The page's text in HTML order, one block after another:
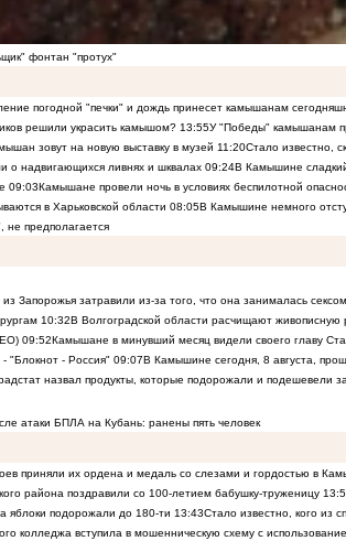
фонтан "протух"
погодной "печки" и дождь принесет камышанам
решили украсить камышом? 13:55У "Победы" камышанам
зовут на новую выставку в музей 11:20Стало известно,
о надвигающихся ливнях и шквалах 09:24В Камышине
09:03Камышане провели ночь в условиях беспилотной
в Харьковской области 08:05В Камышине немного
предполагается
Запорожья затравили из-за того, что она занималась
10:32В Волгоградской области расчищают
09:52Камышане в минувший месяц видели своего главу
- "Блокнот - Россия" 09:07В Камышине сегодня, 8 августа,
назвал продукты, которые подорожали и подешевели
атаки БПЛА на Кубань: ранены пять человек
приняли их ордена и медаль со слезами и гордостью в
района поздравили со 100-летием бабушку-труженицу
яблоки подорожали до 180-ти 13:43Стало известно, кого из
колледжа вступила в мошенническую схему с